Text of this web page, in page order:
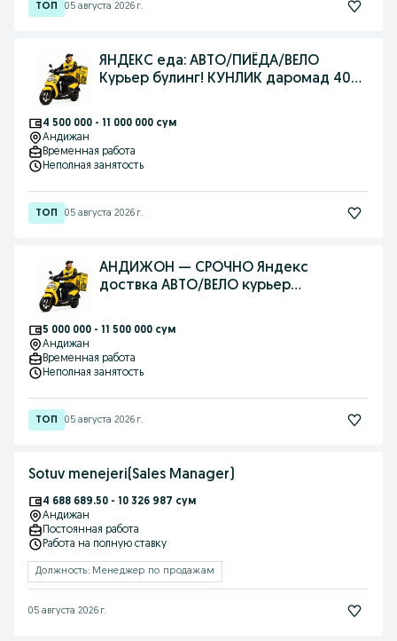
05 августа 2026 г.
ЯНДЕКС еда: АВТО/ПИЁДА/ВЕЛО
Курьер булинг! КУНЛИК даромад 400
4 500 000 - 11 000 000 сум
Андижан
Временная работа
Неполная занятость
05 августа 2026 г.
АНДИЖОН — СРОЧНО Яндекс
доствка АВТО/ВЕЛО курьер
5 000 000 - 11 500 000 сум
Андижан
Временная работа
Неполная занятость
05 августа 2026 г.
Sotuv menejeri(Sales Manager)
4 688 689.50 - 10 326 987 сум
Андижан
Постоянная работа
Работа на полную ставку
Должность: Менеджер по продажам
05 августа 2026 г.